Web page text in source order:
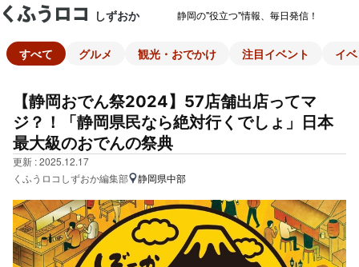
しずおか 静岡の"役立つ"情報、毎日発信！
すべて グルメ 観光・おでかけ 注目イベント イ
【静岡おでん祭2024】57店舗出店ってマ
ジ？！「静岡県民なら絶対行くでしょ」日本
最大級のおでんの祭典
更新 : 2025.12.17
くふうロコしずおか編集部
静岡県中部